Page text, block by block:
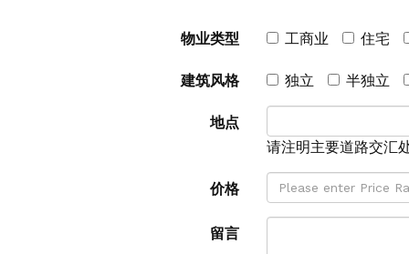
物业类型 工商业 住宅
建筑风格 独立 半独立
地点
请注明主要道路交汇
价格
留言